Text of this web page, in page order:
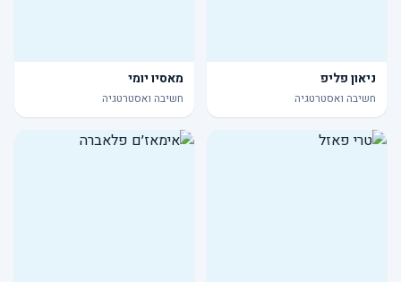
ניאון פליפ
חשיבה ואסטרטגיה
מאסיו יומי
חשיבה ואסטרטגיה